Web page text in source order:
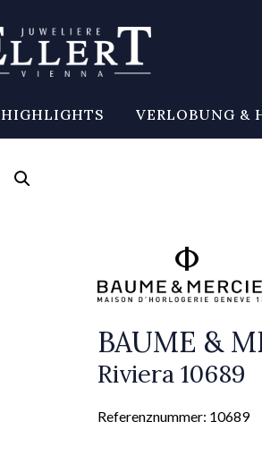
HIGHLIGHTS VERLOBUNG &
BAUME &
Riviera 10689
Referenznummer: 10689